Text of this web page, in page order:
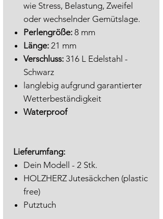
wie Stress, Belastung, Zweifel
oder wechselnder Gemütslage.
Perlengröße: 8 mm
Länge: 21 mm
Verschluss: 316 L Edelstahl -
Schwarz
langlebig aufgrund garantierter
Wetterbeständigkeit
Waterproof
Lieferumfang:
Dein Modell - 2 Stk.
HOLZHERZ Jutesäckchen (plastic
free)
Putztuch